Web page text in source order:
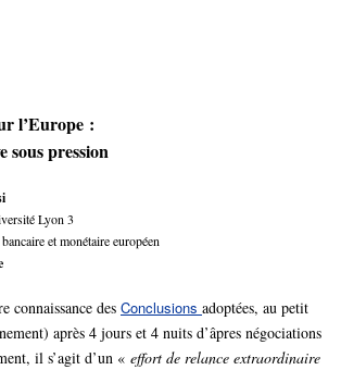
l’Europe :
sous pression
Lyon 3
et monétaire européen
connaissance des Conclusions adoptées, au petit
après 4 jours et 4 nuits d’âpres négociations
il s’agit d’un « effort de relance extraordinaire